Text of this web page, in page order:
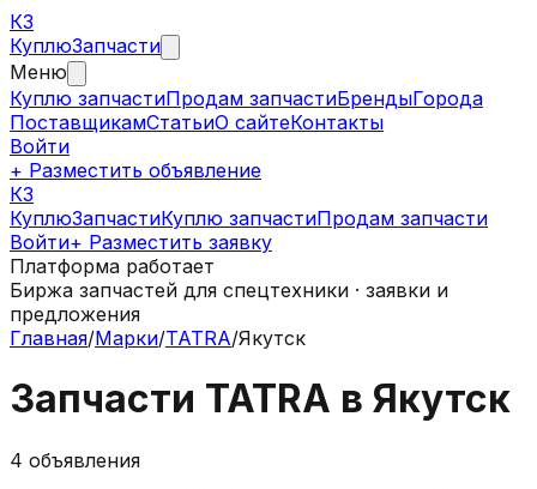
КЗ
КуплюЗапчасти
Меню
Куплю запчастиПродам запчастиБрендыГорода
ПоставщикамСтатьиО сайтеКонтакты
Войти
+ Разместить объявление
КЗ
КуплюЗапчастиКуплю запчастиПродам запчасти
Войти+ Разместить заявку
Платформа работает
Биржа запчастей для спецтехники · заявки и
предложения
Главная/Марки/TATRA/Якутск
Запчасти TATRA в Якутск
4 объявления